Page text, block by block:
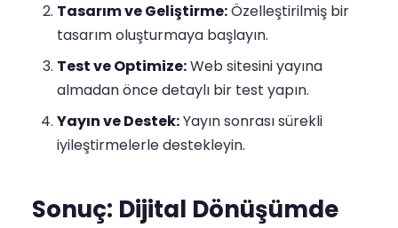
Tasarım ve Geliştirme:Özelleştirilmiş bir
tasarım oluşturmaya başlayın.
Test ve Optimize:Web sitesini yayına
almadan önce detaylı bir test yapın.
Yayın ve Destek:Yayın sonrası sürekli
iyileştirmelerle destekleyin.
Sonuç: Dijital Dönüşümde